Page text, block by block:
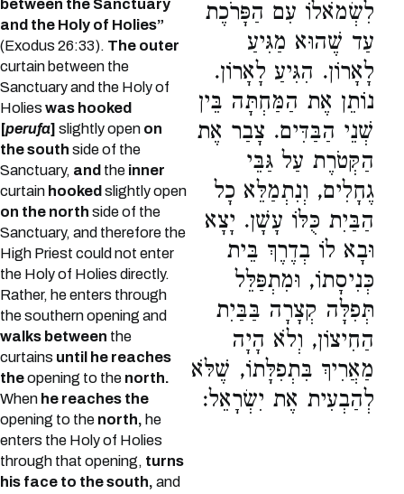
between the Sanctuary
and the Holy of Holies”
(Exodus 26:33). The outer
curtain between the
Sanctuary and the Holy of
Holieswas hooked
[perufa] slightly open on
the south side of the
Sanctuary, and the inner
curtain hooked slightly open
on the north side of the
Sanctuary, and therefore the
High Priest could not enter
the Holy of Holies directly.
Rather, he enters through
the southern opening and
walks between the
curtains until he reaches
theopening to the north.
When he reaches the
opening to the north, he
enters the Holy of Holies
through that opening, turns
his face to the south, and
לִשְׂמֹאלוֹ עִם הַפָּרֹכֶת
עַד שֶׁהוּא מַגִּיעַ
לָאָרוֹן. הִגִּיעַ לָאָרוֹן.
נוֹתֵן אֶת הַמַּחְתָּה בֵּין
שְׁנֵי הַבַּדִּים. צָבַר אֶת
הַקְּטֹרֶת עַל גַּבֵּי
גֶחָלִים, וְנִתְמַלֵּא כָל
הַבַּיִת כֻּלּוֹ עָשָׁן. יָצָא
וּבָא לוֹ בְדֶרֶךְ בֵּית
כְּנִיסָתוֹ, וּמִתְפַּלֵּל
תְּפִלָּה קְצָרָה בַּבַּיִת
הַחִיצוֹן, וְלֹא הָיָה
מַאֲרִיךְ בִּתְפִלָּתוֹ, שֶׁלֹּא
לְהַבְעִית אֶת יִשְׂרָאֵל: